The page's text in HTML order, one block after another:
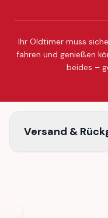
Ihr Oldtimer muss
fahren und genießen
beides –
Versand &